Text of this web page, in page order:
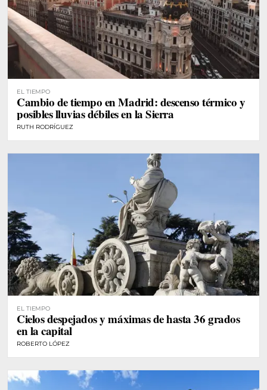
EL TIEMPO
Cambio de tiempo en Madrid: descenso térmico y
posibles lluvias débiles en la Sierra
RUTH RODRÍGUEZ
EL TIEMPO
Cielos despejados y máximas de hasta 36 grados
en la capital
ROBERTO LÓPEZ